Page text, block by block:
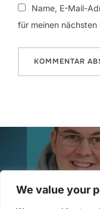
We value your
Name, E-Mail-
für meinen nächsten
272: